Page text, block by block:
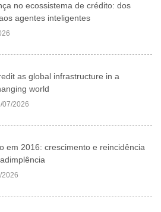
no ecossistema de crédito: dos
agentes inteligentes
as global infrastructure in a
world
07/2026
em 2016: crescimento e reincidência
2026